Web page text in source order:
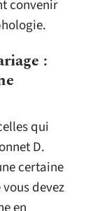
convenir
:
qui
D.
certaine
devez